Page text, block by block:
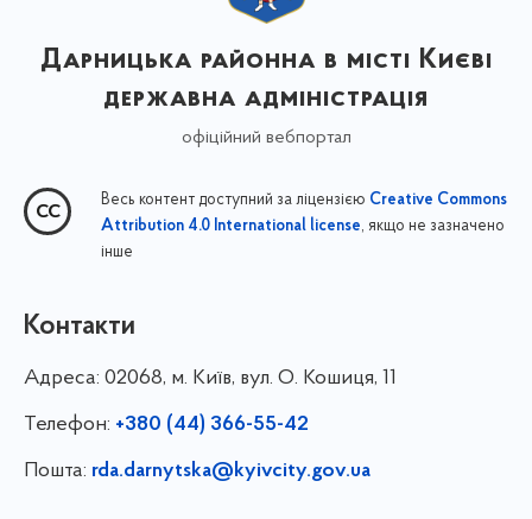
Дарницька районна в місті Києві
державна адміністрація
офіційний вебпортал
Весь контент доступний за ліцензією Creative Commons
Attribution 4.0 International license, якщо не зазначено
інше
Контакти
Адреса: 02068, м. Київ, вул. О. Кошиця, 11
Телефон: +380 (44) 366-55-42
Пошта: rda.darnytska@kyivcity.gov.ua